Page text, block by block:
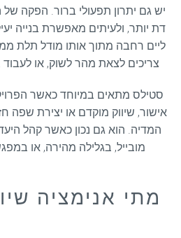
יש גם יתרון תפעולי ברור. הפקה
דת יותר, ולעיתים מאפשרת בנייה
ליים רחבה מתוך אותו מודל תלת
צריכים לצאת מהר לשוק, או לעבוד
המדיה. הוא גם נכון כאשר קהל
מובייל, בגלילה מהירה, או
מתי אנימציה